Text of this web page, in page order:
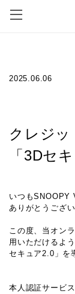
2025.06.06
クレジッ
「3Dセ
いつもSNOOPY
ありがとうござい
この度、当オン
用いただけるよ
セキュア2.0」を
本人認証サービ